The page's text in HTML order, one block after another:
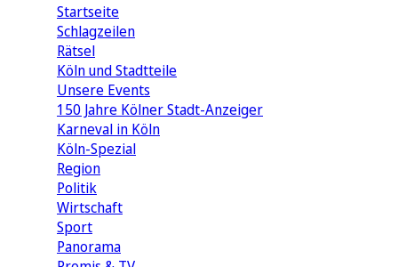
Startseite
Schlagzeilen
Rätsel
Köln und Stadtteile
Unsere Events
150 Jahre Kölner Stadt-Anzeiger
Karneval in Köln
Köln-Spezial
Region
Politik
Wirtschaft
Sport
Panorama